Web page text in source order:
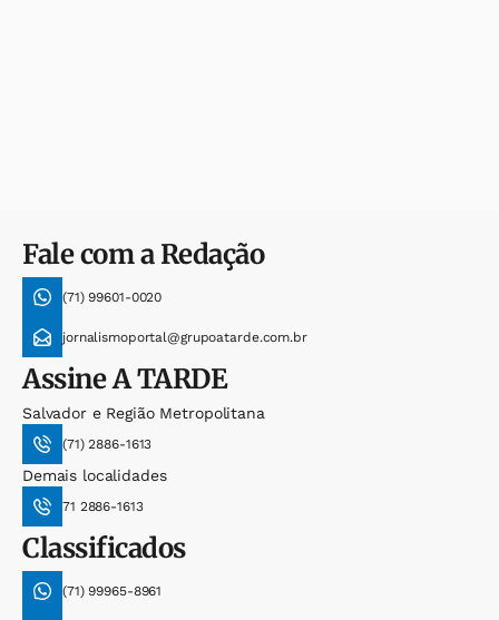
Fale com a Redação
(71) 99601-0020
jornalismoportal@grupoatarde.com.br
AssineA TARDE
Salvador e Região Metropolitana
(71) 2886-1613
Demais localidades
71 2886-1613
Classificados
(71) 99965-8961